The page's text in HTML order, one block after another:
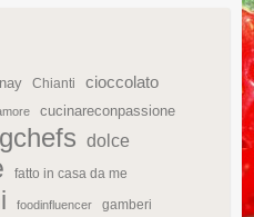
Chianti cioccolato
cucinareconpassione
dolce
fatto in casa da me
foodinfluencer gamberi